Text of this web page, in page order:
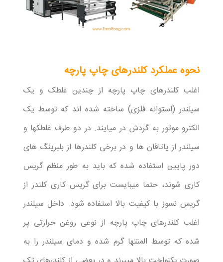
نحوه عملکرد کلندرهای چاپ پارچه
اغلب کلندرهای چاپ پارچه از چندین غلطک و یک
سیلندر (استوانه فلزی) ساخته شده اند که توسط یک
الکترو موتور به گردش در میایند. در دو طرف غلطکها و
سیلندر از یاتاقان ها و در برخی کلندرها از بلبرینگ های
دور پایین استفاده شده که باید به طور منظم گریس
کاری شوند، حتما میبایست برای گریس کاری کلندر از
گریس نسوز با کیفیت بالا استفاده شود. داخل سیلندر
اغلب کلندرهای چاپ پارچه از نوعی روغن حرارتی پر
شده که توسط المنتها گرم شده و دمای سیلندر را به